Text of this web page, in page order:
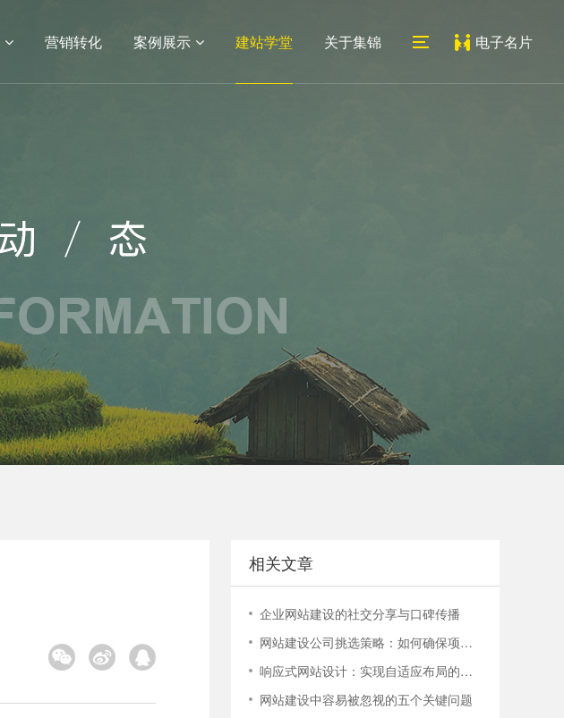
营销转化 案例展示 建站学堂 关于集锦 电子名片
网站建设案例
生物医疗
政府单位
机械制造
IT科技
装修建筑
其他
小程序
电话：400-888-9358
相关文章
企业网站建设的社交分享与口碑传播
网站建设公司挑选策略：如何确保项目顺利进行？
响应式网站设计：实现自适应布局的技巧与实践
网站建设中容易被忽视的五个关键问题